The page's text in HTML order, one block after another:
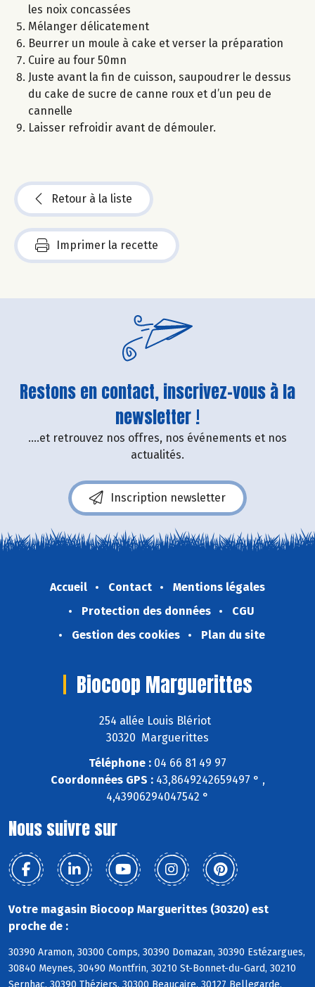
les noix concassées
Mélanger délicatement
Beurrer un moule à cake et verser la préparation
Cuire au four 50mn
Juste avant la fin de cuisson, saupoudrer le dessus
du cake de sucre de canne roux et d’un peu de
cannelle
Laisser refroidir avant de démouler.
Retour à la liste
Imprimer la recette
Restons en contact, inscrivez-vous à la
newsletter !
....et retrouvez nos offres, nos événements et nos
actualités.
Inscription newsletter
Accueil Contact
Mentions légales
Protection des données
CGU
Gestion des cookies
Plan du site
Biocoop Marguerittes
254 allée Louis Blériot
30320 Marguerittes
Téléphone : 04 66 81 49 97
Coordonnées GPS :43,8649242659497 ° ,
4,43906294047542 °
Nous suivre sur
Votre magasin Biocoop Marguerittes (30320) est
proche de :
30390 Aramon, 30300 Comps, 30390 Domazan, 30390 Estézargues,
30840 Meynes, 30490 Montfrin, 30210 St-Bonnet-du-Gard, 30210